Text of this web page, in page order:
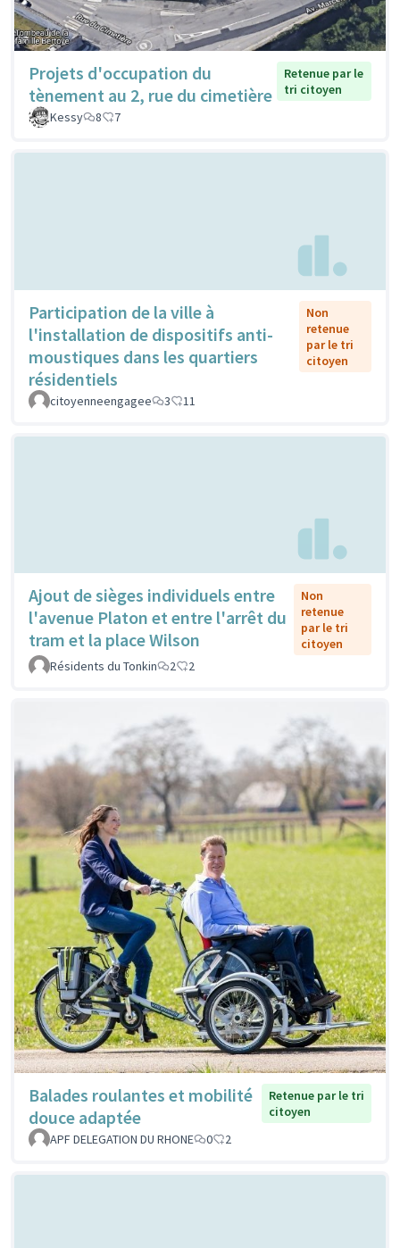
Projets d'occupation du
tènement au 2, rue du cimetière
Retenue par le
tri citoyen
Kessy
8 7
Participation de la ville à
l'installation de dispositifs anti-
moustiques dans les quartiers
résidentiels
Non
retenue
par le tri
citoyen
citoyenneengagee 3 11
Ajout de sièges individuels entre
l'avenue Platon et entre l'arrêt du
tram et la place Wilson
Non
retenue
par le tri
citoyen
Résidents du Tonkin
2 2
Balades roulantes et mobilité
douce adaptée
Retenue par le tri
citoyen
APF DELEGATION DU RHONE
0 2